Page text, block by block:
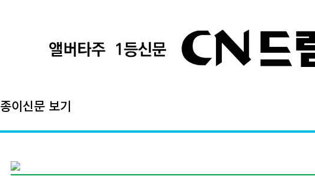
종이신문 보기